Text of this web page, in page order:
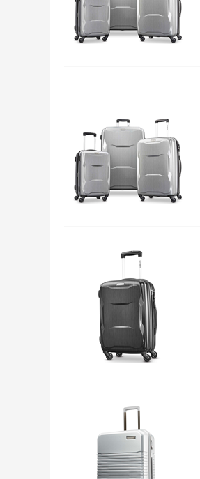
iHerb ：88全球好物节！选
购日常保健、健身补剂、护
肤洗护等
关注兰蔻、雅诗兰黛等 每日更新
Columbia Sportswear：夏
季大促！哥伦比亚运动热卖
低至6折